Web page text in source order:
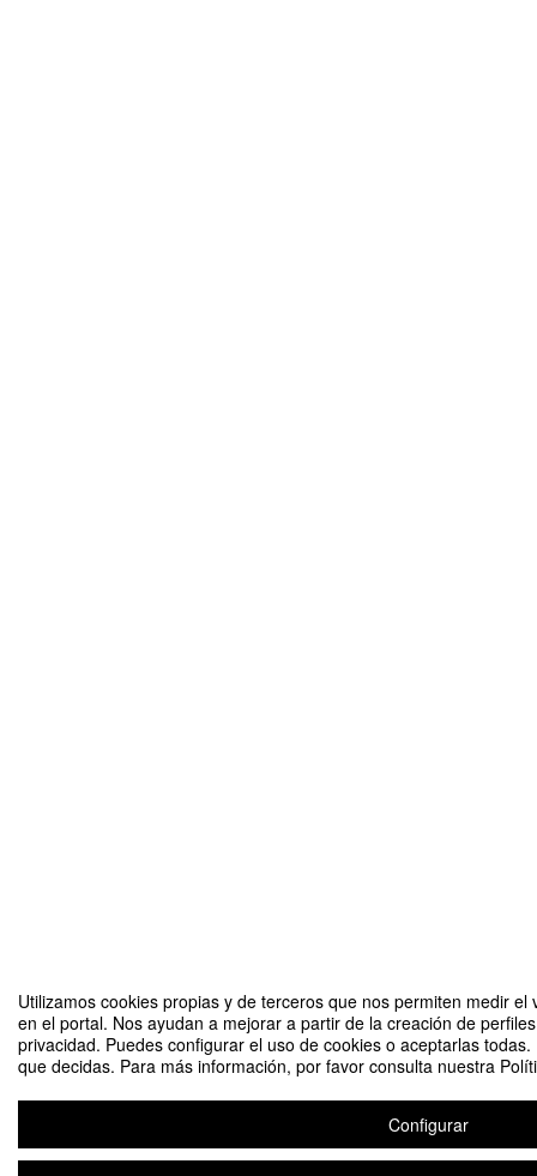
Utilizamos cookies propias y de terceros que nos permiten medir
en el portal. Nos ayudan a mejorar a partir de la creación de
privacidad. Puedes configurar el uso de cookies o aceptarlas
que decidas. Para más información, por favor consulta nuestra
Configurar